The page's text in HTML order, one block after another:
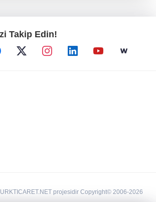
3 Çınar Çocuk Evi için kura çekimi
Takip Edin!
projesidir Copyright© 2006-2026